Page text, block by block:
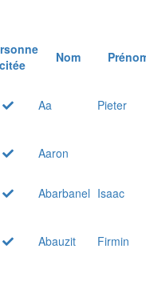
citée
Nom
Aa Pieter
Aaron
Abarbanel Isaac
Abauzit
Firmin